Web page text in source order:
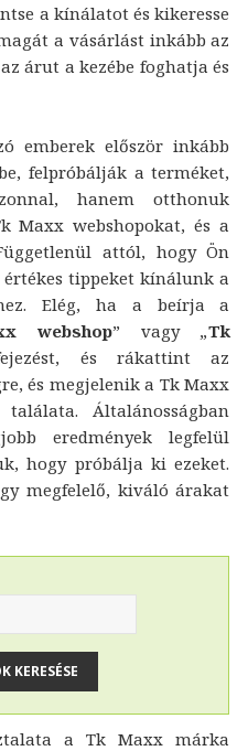
a kínálatot és kikeresse
a vásárlást inkább az
árut a kezébe foghatja és
emberek először inkább
felpróbálják a terméket,
hanem otthonuk
Maxx webshopokat, és a
attól, hogy Ön
tippeket kínálunk a
Elég, ha a beírja a
webshop” vagy „Tk
és rákattint az
és megjelenik a Tk Maxx
Általánosságban
eredmények legfelül
hogy próbálja ki ezeket.
megfelelő, kiváló árakat
a Tk Maxx márka